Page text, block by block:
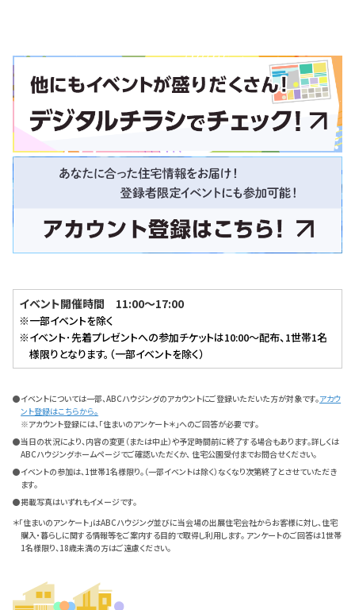
イベント開催時間 11:00～17:00
※一部イベントを除く
※イベント･先着プレゼントへの参加チケットは10:00～配布、1世帯1名
様限りとなります。（一部イベントを除く）
●イベントについては一部、ABCハウジングのアカウントにご登録いただいた方が対象です。アカウ
ント登録はこちらから。
※アカウント登録には、「住まいのアンケート＊」へのご回答が必要です。
●当日の状況により、内容の変更（または中止）や予定時間前に終了する場合もあります。詳しくは
ABCハウジングホームページでご確認いただくか、 住宅公園受付までお問合せください。
●イベントの参加は、1世帯1名様限り。（一部イベントは除く）なくなり次第終了とさせていただき
ます。
●掲載写真はいずれもイメージです。
＊「住まいのアンケート」はABCハウジング並びに当会場の出展住宅会社からお客様に対し、住宅
購入・暮らしに関する情報等をご案内する目的で取得し利用します。 アンケートのご回答は1世帯
1名様限り、18歳未満の方はご遠慮ください。